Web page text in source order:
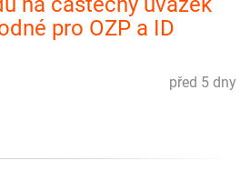
pro OZP a ID
před 5 dny